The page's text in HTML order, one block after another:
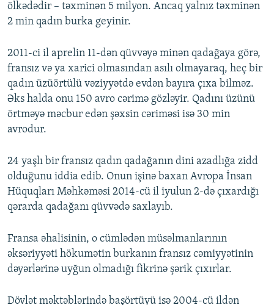
ölkədədir – təxminən 5 milyon. Ancaq yalnız təxminən
2 min qadın burka geyinir.
2011-ci il aprelin 11-dən qüvvəyə minən qadağaya görə,
fransız və ya xarici olmasından asılı olmayaraq, heç bir
qadın üzüörtülü vəziyyətdə evdən bayıra çıxa bilməz.
Əks halda onu 150 avro cərimə gözləyir. Qadını üzünü
örtməyə məcbur edən şəxsin cəriməsi isə 30 min
avrodur.
24 yaşlı bir fransız qadın qadağanın dini azadlığa zidd
olduğunu iddia edib. Onun işinə baxan Avropa İnsan
Hüquqları Məhkəməsi 2014-cü il iyulun 2-də çıxardığı
qərarda qadağanı qüvvədə saxlayıb.
Fransa əhalisinin, o cümlədən müsəlmanlarının
əksəriyyəti hökumətin burkanın fransız cəmiyyətinin
dəyərlərinə uyğun olmadığı fikrinə şərik çıxırlar.
Dövlət məktəblərində başörtüyü isə 2004-cü ildən